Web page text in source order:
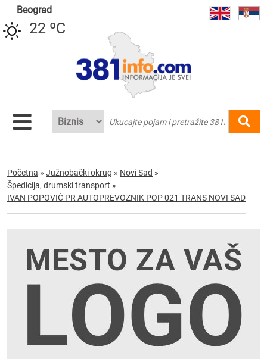
Beograd
22 ºC
Početna » Južnobački okrug » Novi Sad »
Špedicija, drumski transport »
IVAN POPOVIĆ PR AUTOPREVOZNIK POP 021 TRANS NOVI SAD